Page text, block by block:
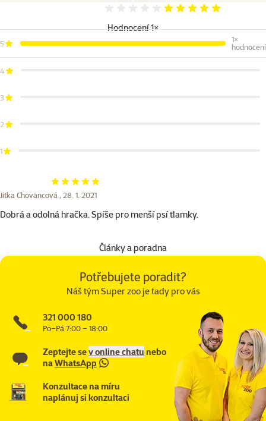
Hodnocení 1×
Hodnocení 100%
5
1×
hodnocení
4
3
2
1
Hodnocení 100%
Jitka Chovancová , 28. 1. 2021
Dobrá a odolná hračka. Spíše pro menší psí tlamky.
Články a poradna
Potřebujete poradit?
Náš tým Super zoo je tady pro vás
321 000 180
Po–Pá 7:00 – 18:00
Zeptejte sev online chatunebo
naWhatsApp
Konzultace na míru
naplánuj si konzultaci